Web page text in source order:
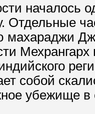
началось
Отдельные
махараджи
собой
убежище